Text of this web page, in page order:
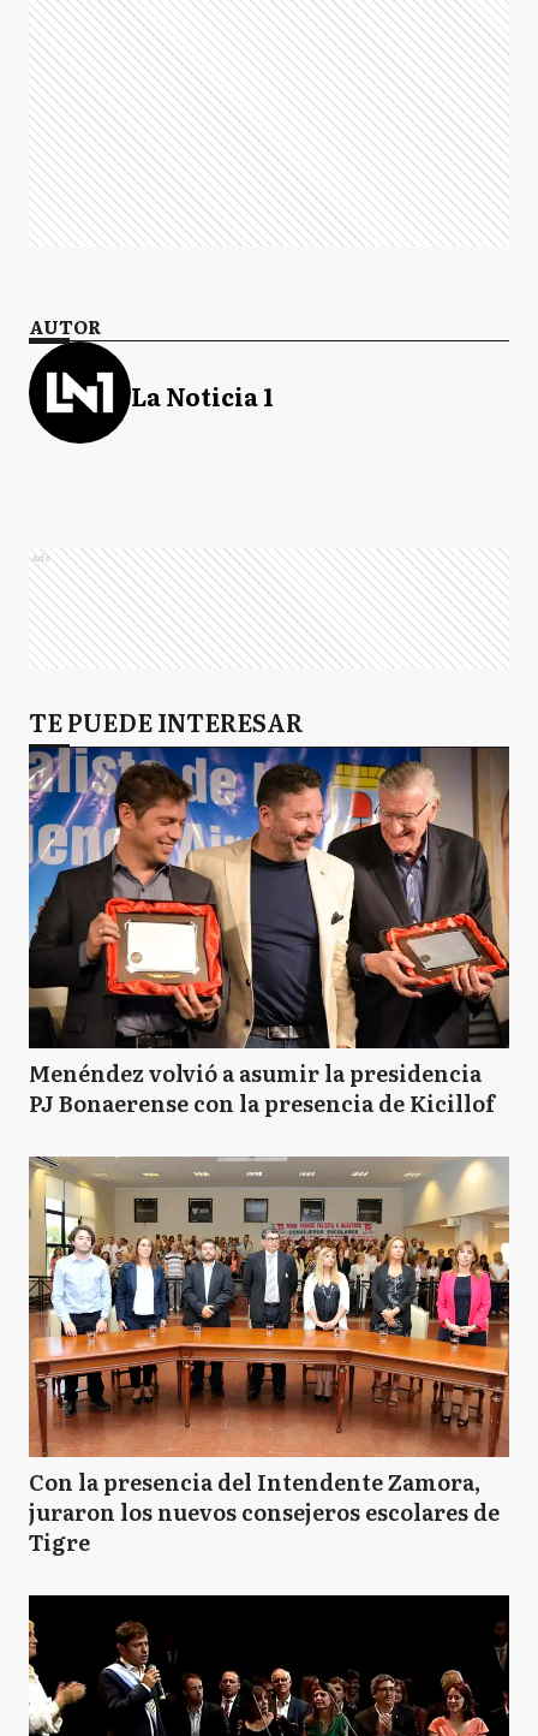
AUTOR
La Noticia 1
Ads
TE PUEDE INTERESAR
Menéndez volvió a asumir la presidencia
PJ Bonaerense con la presencia de Kicillof
Con la presencia del Intendente Zamora,
juraron los nuevos consejeros escolares de
Tigre